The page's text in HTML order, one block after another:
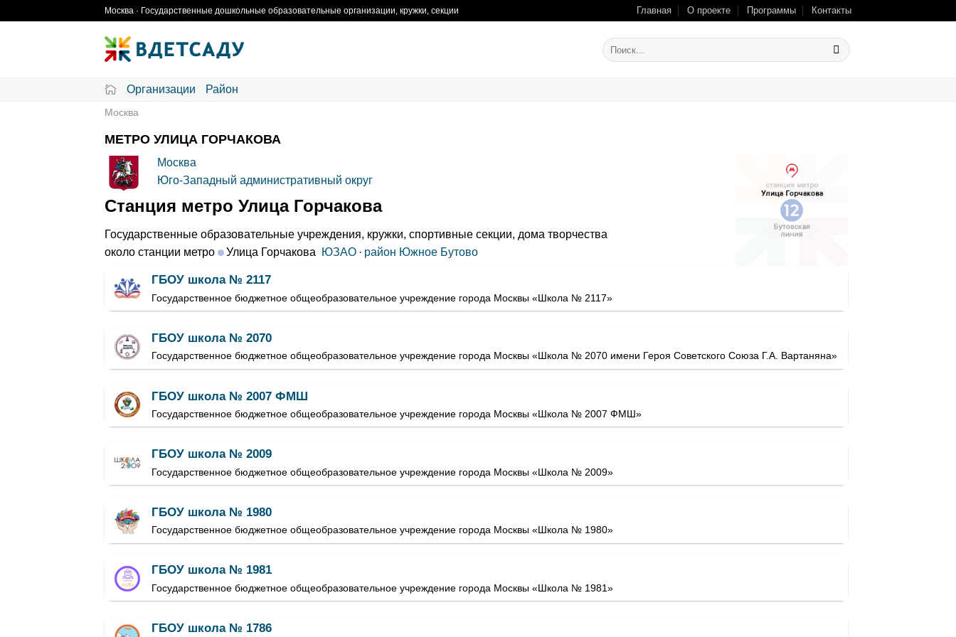
Москва · Государственные дошкольные образовательные организации, кружки, секции Главная О проекте Программы Контакты
Организации Район
Москва
МЕТРО УЛИЦА ГОРЧАКОВА
Москва
Юго-Западный административный округ
Станция метро Улица Горчакова
Государственные образовательные учреждения, кружки, спортивные секции, дома творчества
около станции метро
Улица Горчакова ЮЗАО· район Южное Бутово
ГБОУ школа № 2117
Государственное бюджетное общеобразовательное учреждение города Москвы «Школа № 2117»
ГБОУ школа № 2070
Государственное бюджетное общеобразовательное учреждение города Москвы «Школа № 2070 имени Героя Советского Союза Г.А. Вартаняна»
ГБОУ школа № 2007 ФМШ
Государственное бюджетное общеобразовательное учреждение города Москвы «Школа № 2007 ФМШ»
ГБОУ школа № 2009
Государственное бюджетное общеобразовательное учреждение города Москвы «Школа № 2009»
ГБОУ школа № 1980
Государственное бюджетное общеобразовательное учреждение города Москвы «Школа № 1980»
ГБОУ школа № 1981
Государственное бюджетное общеобразовательное учреждение города Москвы «Школа № 1981»
ГБОУ школа № 1786